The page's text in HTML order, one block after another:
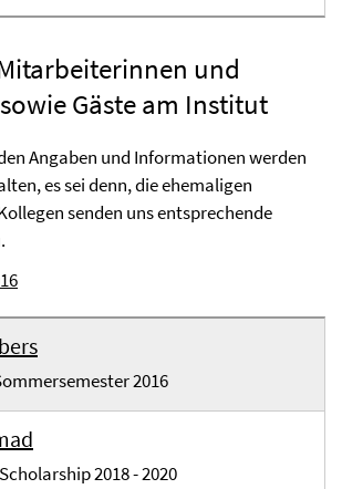
und
Gäste am Institut
Angaben und Informationen werden
es sei denn, die ehemaligen
senden uns entsprechende
2016
2018 - 2020